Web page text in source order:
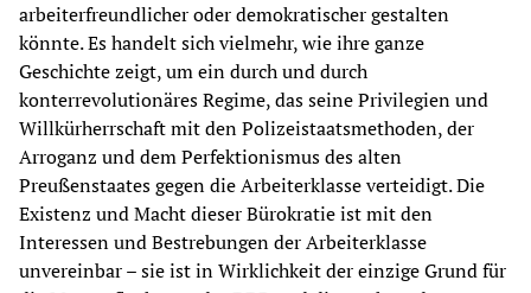
arbeiterfreundlicher oder demokratischer gestalten
könnte. Es handelt sich vielmehr, wie ihre ganze
Geschichte zeigt, um ein durch und durch
konterrevolutionäres Regime, das seine Privilegien und
Willkürherrschaft mit den Polizeistaatsmethoden, der
Arroganz und dem Perfektionismus des alten
Preußenstaates gegen die Arbeiterklasse verteidigt. Die
Existenz und Macht dieser Bürokratie ist mit den
Interessen und Bestrebungen der Arbeiterklasse
unvereinbar – sie ist in Wirklichkeit der einzige Grund für